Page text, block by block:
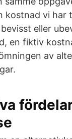
kostnad vi har
eller
en fiktiv
av